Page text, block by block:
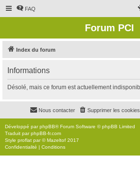
FAQ
Forum PCI
Index du forum
Informations
Désolé, mais ce forum est actuellement
Supprimer les cookies
Nous contacter
Développé parphpBB® Forum Software © phpBB Limited
Traduit parphpBB-fr.com
Style proflat par ©Mazeltof 2017
Confidentialité | Conditions